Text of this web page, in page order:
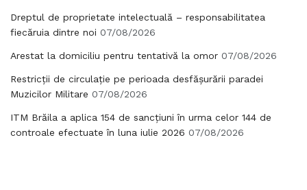
Dreptul de proprietate intelectuală – responsabilitatea
fiecăruia dintre noi 07/08/2026
Arestat la domiciliu pentru tentativă la omor 07/08/2026
Restricții de circulație pe perioada desfășurării paradei
Muzicilor Militare 07/08/2026
ITM Brăila a aplica 154 de sancțiuni în urma celor 144 de
controale efectuate în luna iulie 2026 07/08/2026